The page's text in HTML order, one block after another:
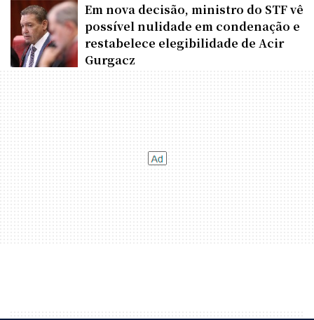
Em nova decisão, ministro do STF vê
possível nulidade em condenação e
restabelece elegibilidade de Acir
Gurgacz